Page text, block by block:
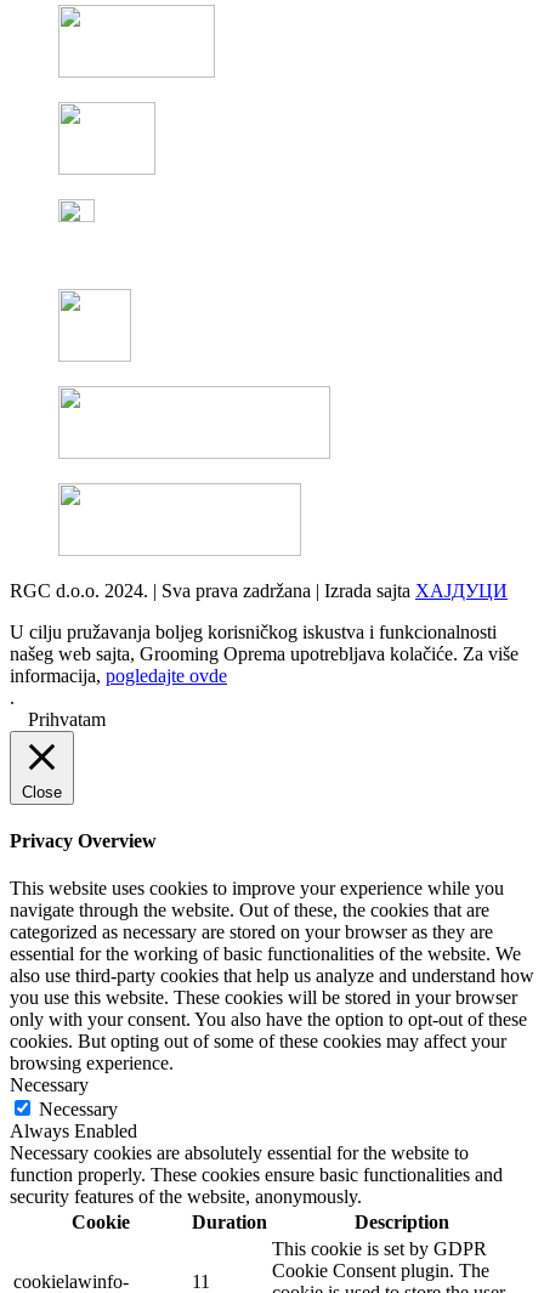
RGC d.o.o. 2024. | Sva prava zadržana | Izrada sajta ХАЈДУЦИ
U cilju pružavanja boljeg korisničkog iskustva i funkcionalnosti
našeg web sajta, Grooming Oprema upotrebljava kolačiće. Za više
informacija, pogledajte ovde
.
Prihvatam
Close
Privacy Overview
This website uses cookies to improve your experience while you
navigate through the website. Out of these, the cookies that are
categorized as necessary are stored on your browser as they are
essential for the working of basic functionalities of the website. We
also use third-party cookies that help us analyze and understand how
you use this website. These cookies will be stored in your browser
only with your consent. You also have the option to opt-out of these
cookies. But opting out of some of these cookies may affect your
browsing experience.
Necessary
Necessary
Always Enabled
Necessary cookies are absolutely essential for the website to
function properly. These cookies ensure basic functionalities and
security features of the website, anonymously.
Cookie
Duration Description
cookielawinfo- 11
This cookie is set by GDPR
Cookie Consent plugin. The